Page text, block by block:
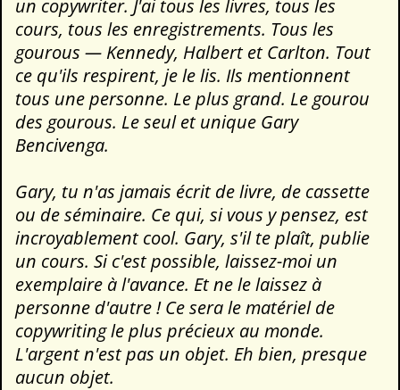
un copywriter. J'ai tous les livres, tous les
cours, tous les enregistrements. Tous les
gourous — Kennedy, Halbert et Carlton. Tout
ce qu'ils respirent, je le lis. Ils mentionnent
tous une personne. Le plus grand. Le gourou
des gourous. Le seul et unique Gary
Bencivenga.
Gary, tu n'as jamais écrit de livre, de cassette
ou de séminaire. Ce qui, si vous y pensez, est
incroyablement cool. Gary, s'il te plaît, publie
un cours. Si c'est possible, laissez-moi un
exemplaire à l'avance. Et ne le laissez à
personne d'autre ! Ce sera le matériel de
copywriting le plus précieux au monde.
L'argent n'est pas un objet. Eh bien, presque
aucun objet.